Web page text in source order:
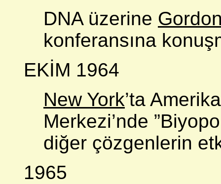
DNA üzerine
konferansına
EKİM 1964
New York’ta
Merkezi’nde
diğer çözgenlerin
1965